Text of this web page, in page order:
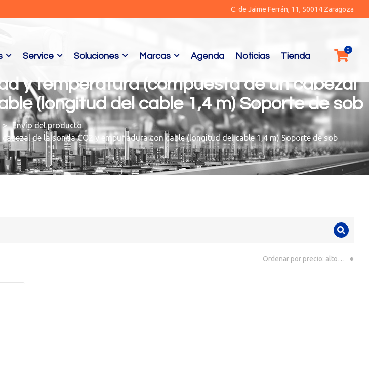
C. de Jaime Ferrán, 11, 50014 Zaragoza
Service Soluciones Marcas Agenda Noticias Tienda
y temperatura (compuesta de un cabezal
(longitud del cable 1,4 m) Soporte de sob
Envío del producto
de la sonda CO2 y empuñadura con cable (longitud del cable 1,4 m) Soporte de sob